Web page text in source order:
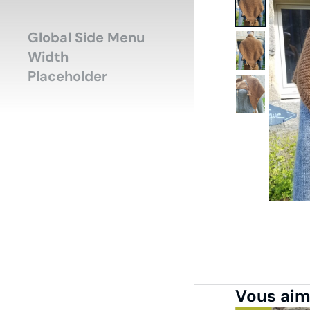
Global Side Menu
Width
Placeholder
Vous êtes ici :
Accueil Mode-
Vous